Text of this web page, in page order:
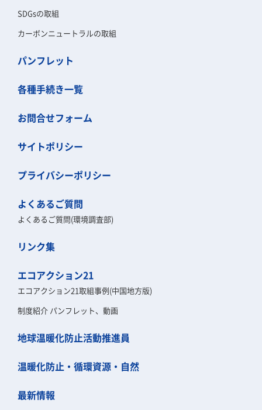
SDGsの取組
カーボンニュートラルの取組
パンフレット
各種手続き一覧
お問合せフォーム
サイトポリシー
プライバシーポリシー
よくあるご質問
よくあるご質問(環境調査部)
リンク集
エコアクション21
エコアクション21取組事例(中国地方版)
制度紹介 パンフレット、動画
地球温暖化防止活動推進員
温暖化防止・循環資源・自然
最新情報